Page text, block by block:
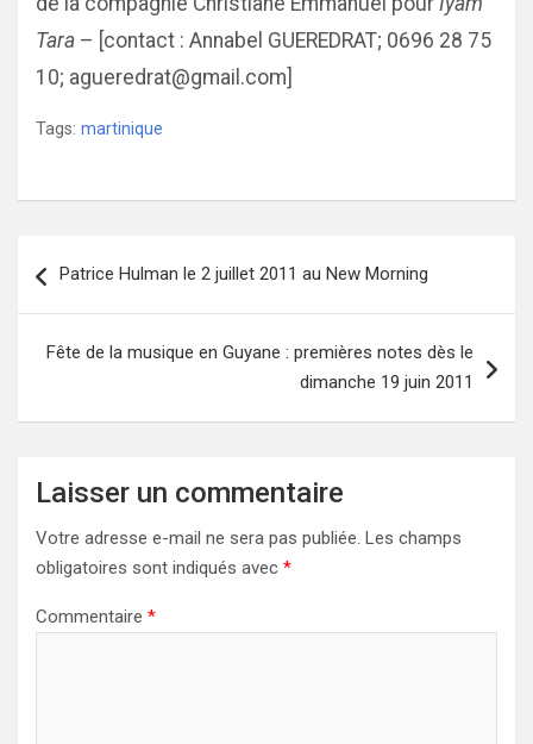
Tara – [contact : Annabel GUEREDRAT; 0696 28 75
10; agueredrat@gmail.com]
Tags: martinique
de
Patrice Hulman le 2 juillet 2011 au New Morning
Fête de la musique en Guyane : premières notes dès le
dimanche 19 juin 2011
Laisser un commentaire
Votre adresse e-mail ne sera pas publiée. Les champs
obligatoires sont indiqués avec *
Commentaire *